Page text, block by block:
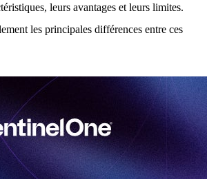
leurs avantages et leurs limites.
les principales différences entre ces